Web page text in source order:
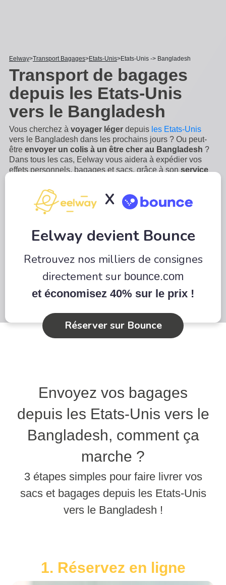
Eelway Transport Bagages Etats-Unis Etats-Unis -> Bangladesh
Transport de bagages
depuis les Etats-Unis
vers le Bangladesh
Vous cherchez à voyager léger depuis les Etats-Unis
vers le Bangladesh dans les prochains jours ? Ou peut-
être envoyer un colis à un être cher au Bangladesh ?
Dans tous les cas, Eelway vous aidera à expédier vos
effets personnels, bagages et sacs, grâce à son service
Bangladesh
aidera à être sans stress lors de votre voyage ou votre
déménagement au Bangladesh. Le service de livraison
X
Eelway devient Bounce
Retrouvez nos milliers de consignes
directement sur bounce.com
et économisez 40% sur le prix !
Réserver sur Bounce
Envoyez vos bagages
depuis les Etats-Unis vers le
Bangladesh, comment ça
marche ?
3 étapes simples pour faire livrer vos
sacs et bagages depuis les Etats-Unis
vers le Bangladesh !
1. Réservez en ligne